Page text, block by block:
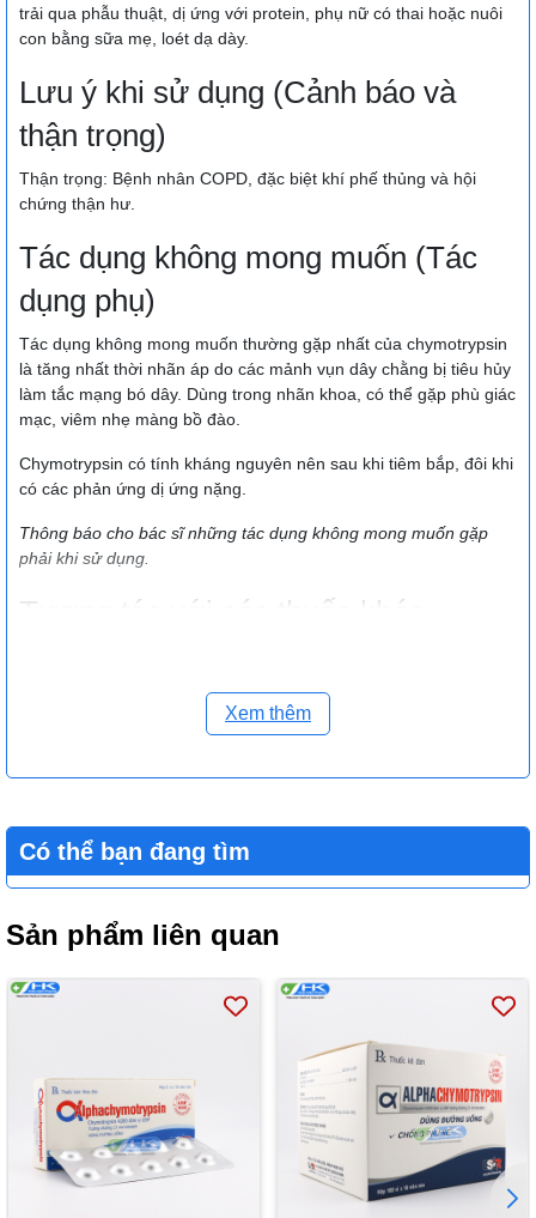
trải qua phẫu thuật, dị ứng với protein, phụ nữ có thai hoặc nuôi
con bằng sữa mẹ, loét dạ dày.
Lưu ý khi sử dụng (Cảnh báo và
thận trọng)
Thận trọng: Bệnh nhân COPD, đặc biệt khí phế thủng và hội
chứng thận hư.
Tác dụng không mong muốn (Tác
dụng phụ)
Tác dụng không mong muốn thường gặp nhất của chymotrypsin
là tăng nhất thời nhãn áp do các mảnh vụn dây chằng bị tiêu hủy
làm tắc mạng bó dây. Dùng trong nhãn khoa, có thể gặp phù giác
mạc, viêm nhẹ màng bồ đào.
Chymotrypsin có tính kháng nguyên nên sau khi tiêm bắp, đôi khi
có các phản ứng dị ứng nặng.
Thông báo cho bác sĩ những tác dụng không mong muốn gặp
phải khi sử dụng.
Tương tác với các thuốc khác
cân đối hoặc sử dụng vitamin và bổ sung muối khoáng được
khuyến cáo để gia tăng hoạt tính chymotrypsin.
Một vài loại hạt như hạt đậu jojoba, đậu nành có chứa nhiều loại
này có thể bị mất hoạt tính khi đun sôi.
Không nên sử dụng chymotrypsin với acetylcysteine, một thuốc
dùng để làm tan đàm hô hấp. Không nên phối hợp chymotrypsin
với thuốc kháng đông vì làm tăng hiệu lực của chúng.
Quá liều
Không có dữ liệu về sử dụng thuốc quá liều, không dùng quá liều
Cách xử trí: Tích cực theo dõi để có biện pháp xử trí kịp thời.
Lái xe và vận hành máy móc
Chưa có bằng chứng về ảnh hưởng của thuốc lên khả năng lái
Xem thêm
Có thể bạn đang tìm
Sản phẩm liên quan